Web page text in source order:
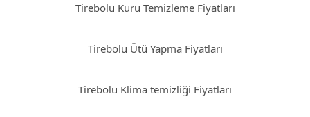
Tirebolu Kuru Temizleme Fiyatları
Tirebolu Ütü Yapma Fiyatları
Tirebolu Klima temizliği Fiyatları